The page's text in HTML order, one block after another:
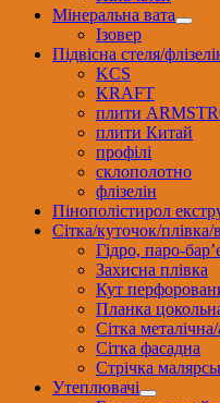
Мінеральна вата
Ізовер
Підвісна стеля/
KCS
KRAFT
плити
плити Китай
профілі
склополотно
флізелін
Пінополістирол
Сітка/куточок/плівка/
Гідро, паро-
Захисна плівка
Кут
Планка
Сітка
Сітка фасадна
Стрічка
Утеплювачі